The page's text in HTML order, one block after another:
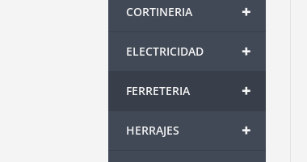
+
CORTINERIA
+
ELECTRICIDAD
+
FERRETERIA
+
HERRAJES